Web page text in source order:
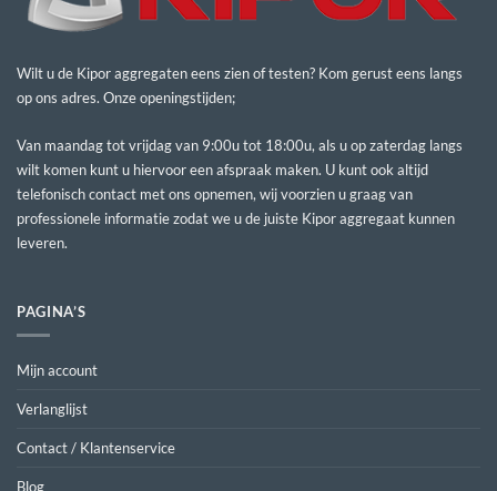
Wilt u de Kipor aggregaten eens zien of testen? Kom gerust eens langs
op ons adres. Onze openingstijden;
Van maandag tot vrijdag van 9:00u tot 18:00u, als u op zaterdag langs
wilt komen kunt u hiervoor een afspraak maken. U kunt ook altijd
telefonisch contact met ons opnemen, wij voorzien u graag van
professionele informatie zodat we u de juiste Kipor aggregaat kunnen
leveren.
PAGINA’S
Mijn account
Verlanglijst
Contact / Klantenservice
Blog